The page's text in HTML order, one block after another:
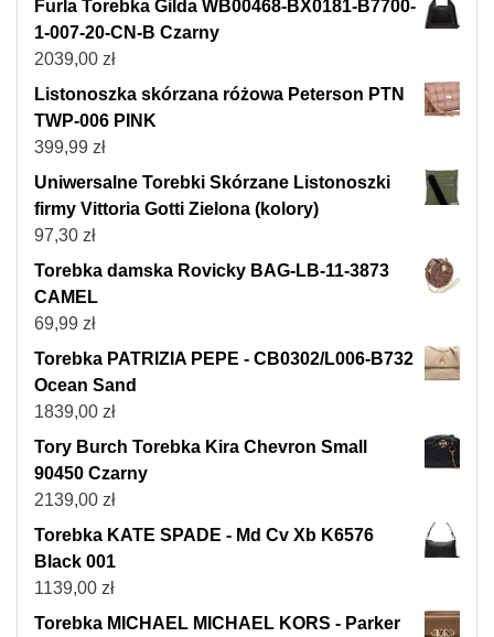
Furla Torebka Gilda WB00468-BX0181-B7700-
1-007-20-CN-B Czarny
2039,00 zł
Listonoszka skórzana różowa Peterson PTN
TWP-006 PINK
399,99 zł
Uniwersalne Torebki Skórzane Listonoszki
firmy Vittoria Gotti Zielona (kolory)
97,30 zł
Torebka damska Rovicky BAG-LB-11-3873
CAMEL
69,99 zł
Torebka PATRIZIA PEPE - CB0302/L006-B732
Ocean Sand
1839,00 zł
Tory Burch Torebka Kira Chevron Small
90450 Czarny
2139,00 zł
Torebka KATE SPADE - Md Cv Xb K6576
Black 001
1139,00 zł
Torebka MICHAEL MICHAEL KORS - Parker